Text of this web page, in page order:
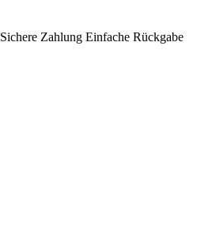
Sichere Zahlung Einfache Rückgabe